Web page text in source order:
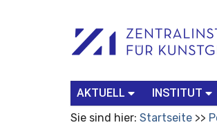
Werkzeuge
Search…
AKTUELL INSTITUT
Sie sind hier: Startseite